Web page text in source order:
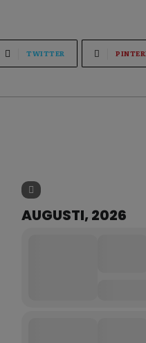
TWITTER
AUGUSTI, 2026